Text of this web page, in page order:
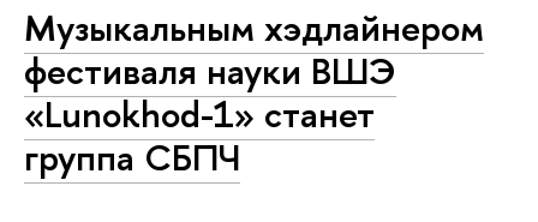
Музыкальным хэдлайнером
фестиваля науки ВШЭ
«Lunokhod-1» станет
группа СБПЧ